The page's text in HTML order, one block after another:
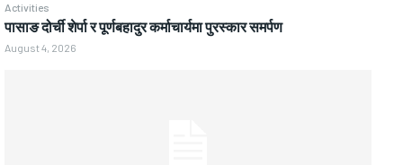
Activities
पासाङ दोर्ची शेर्पा र पूर्णबहादुर कर्माचार्यमा पुरस्कार समर्पण
August 4, 2026